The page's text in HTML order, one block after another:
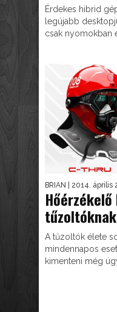
Érdekes hibrid
legújabb
csak nyomokban
BRIAN | 2014. április
tűzoltóknak
A tűzoltók élete
mindennapos
kimenteni még